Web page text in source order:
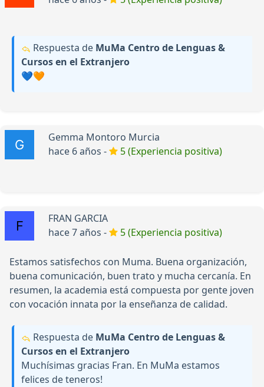
Respuesta de MuMa Centro de Lenguas &
Cursos en el Extranjero
💙🧡
Gemma Montoro Murcia
hace 6 años -
5 (Experiencia positiva)
FRAN GARCIA
hace 7 años -
5 (Experiencia positiva)
Estamos satisfechos con Muma. Buena organización,
buena comunicación, buen trato y mucha cercanía. En
resumen, la academia está compuesta por gente joven
con vocación innata por la enseñanza de calidad.
Respuesta de MuMa Centro de Lenguas &
Cursos en el Extranjero
Muchísimas gracias Fran. En MuMa estamos
felices de teneros!